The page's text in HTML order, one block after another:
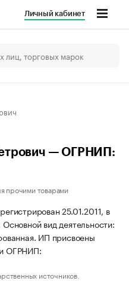
Личный кабинет
— ОГРНИП:
прочими товарами
25.01.2011, в
вид деятельности:
ИП присвоены
ОГРНИП:
источников.